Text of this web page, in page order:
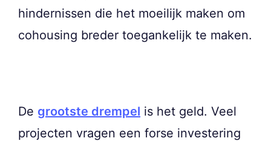
hindernissen die het moeilijk maken om
cohousing breder toegankelijk te maken.
De grootste drempel is het geld. Veel
projecten vragen een forse investering